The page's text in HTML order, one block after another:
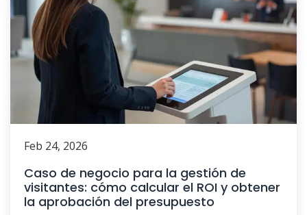
Feb 24, 2026
Caso de negocio para la gestión de
visitantes: cómo calcular el ROI y obtener
la aprobación del presupuesto